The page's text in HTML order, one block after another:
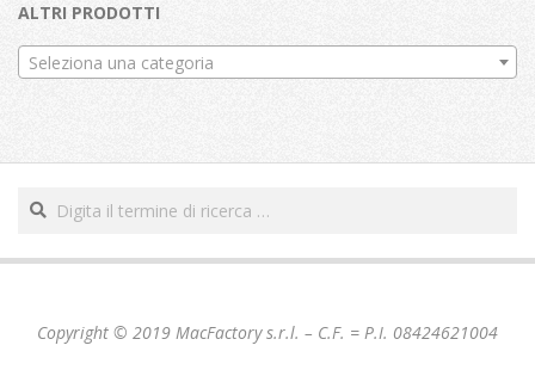
ALTRI PRODOTTI
Seleziona una categoria
Copyright © 2019 MacFactory s.r.l. – C.F. = P.I. 08424621004